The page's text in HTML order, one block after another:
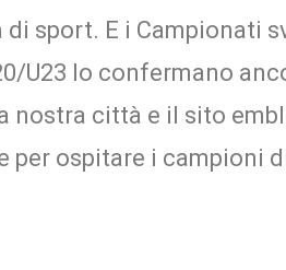
di sport. E i Campionati
U23 lo confermano
nostra città e il sito
per ospitare i campioni